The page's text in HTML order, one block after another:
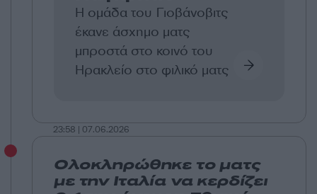
Η ομάδα του Γιοβάνοβιτς
έκανε άσχημο ματς
μπροστά στο κοινό του
Ηρακλείο στο φιλικό ματς
23:58 | 07.06.2026
Ολοκληρώθηκε το ματς
με την Ιταλία να κερδίζει